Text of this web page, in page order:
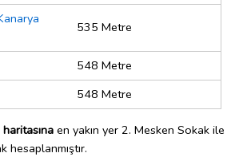
535 Metre
548 Metre
548 Metre
en yakın yer 2. Mesken Sokak ile
hesaplanmıştır.